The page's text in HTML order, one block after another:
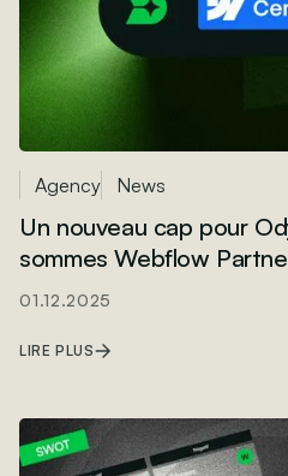
Agency News
Un nouveau cap pour
sommes Webflow
01.12.2025
LIRE PLUS